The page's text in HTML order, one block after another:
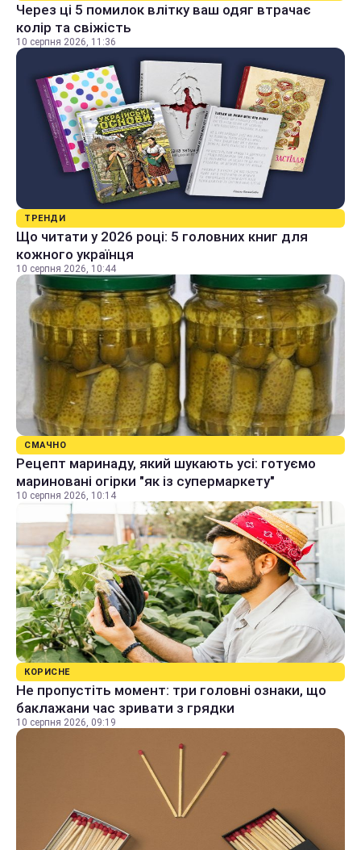
Через ці 5 помилок влітку ваш одяг втрачає
колір та свіжість
10 серпня 2026, 11:36
ТРЕНДИ
Що читати у 2026 році: 5 головних книг для
кожного українця
10 серпня 2026, 10:44
СМАЧНО
Рецепт маринаду, який шукають усі: готуємо
мариновані огірки "як із супермаркету"
10 серпня 2026, 10:14
КОРИСНЕ
Не пропустіть момент: три головні ознаки, що
баклажани час зривати з грядки
10 серпня 2026, 09:19